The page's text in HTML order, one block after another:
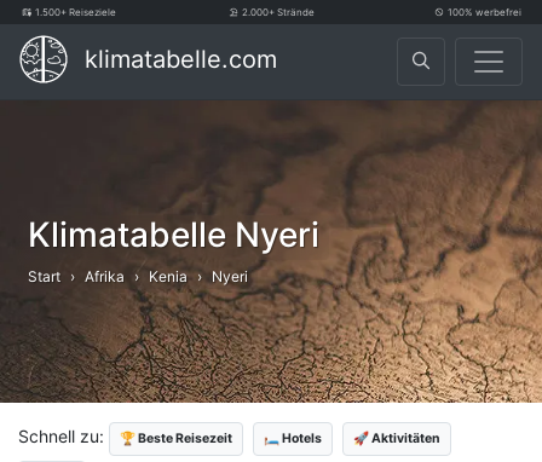
1.500+ Reiseziele 2.000+ Strände 100% werbefrei
klimatabelle.com
Klimatabelle Nyeri
Start Afrika Kenia Nyeri
Schnell zu: 🏆 Beste Reisezeit 🛏️ Hotels 🚀 Aktivitäten